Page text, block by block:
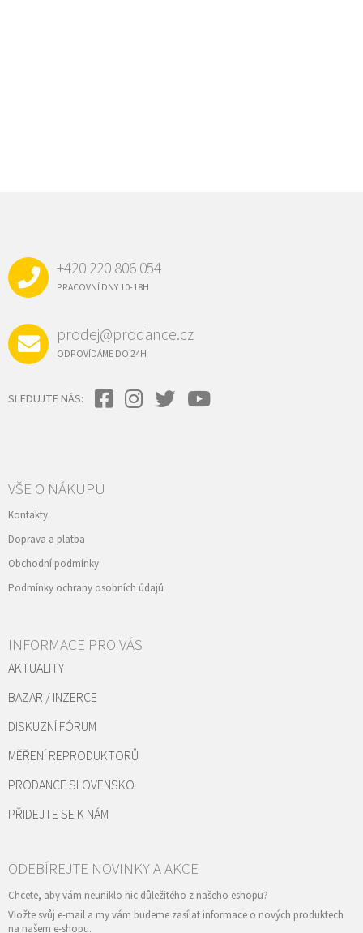
+420 220 806 054
PRACOVNÍ DNY 10-18H
prodej@prodance.cz
ODPOVÍDÁME DO 24H
SLEDUJTE NÁS:
VŠE O NÁKUPU
Kontakty
Doprava a platba
Obchodní podmínky
Podmínky ochrany osobních údajů
INFORMACE PRO VÁS
AKTUALITY
BAZAR / INZERCE
DISKUZNÍ FÓRUM
MĚŘENÍ REPRODUKTORŮ
PRODANCE SLOVENSKO
PŘIDEJTE SE K NÁM
Vložte svůj e-mail a my vám budeme zasílat informace o nových produktech
na našem e-shopu.